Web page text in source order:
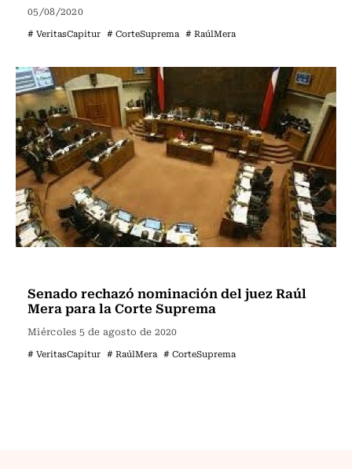
STGO
TV
STREAMING
RADIO
APP
SOY
05/08/2020
# VeritasCapitur # CorteSuprema # RaúlMera
Senado rechazó nominación del juez Raúl
Mera para la Corte Suprema
Miércoles 5 de agosto de 2020
# VeritasCapitur # RaúlMera # CorteSuprema